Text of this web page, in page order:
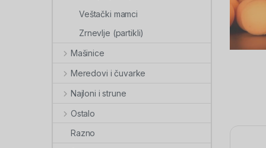
Veštački mamci
Zrnevlje (partikli)
Mašinice
Meredovi i čuvarke
Najloni i strune
Ostalo
Razno